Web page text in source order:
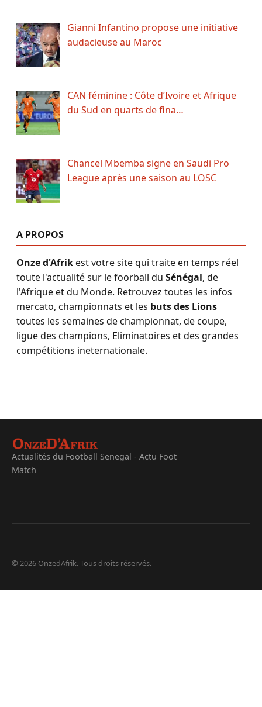
Gianni Infantino propose une initiative
audacieuse au Maroc
CAN féminine : Côte d’Ivoire et Afrique
du Sud en quarts de fina…
Chancel Mbemba signe en Saudi Pro
League après une saison au LOSC
A PROPOS
Onze d'Afrikest votre site qui traite en temps réel
toute l'actualité sur le foorball du Sénégal, de
l'Afrique et du Monde. Retrouvez toutes les infos
mercato, championnats et les buts des Lions
toutes les semaines de championnat, de coupe,
ligue des champions, Eliminatoires et des grandes
compétitions ineternationale.
Actualités du Football Senegal - Actu Foot
Match
© 2026 OnzedAfrik. Tous droits réservés.